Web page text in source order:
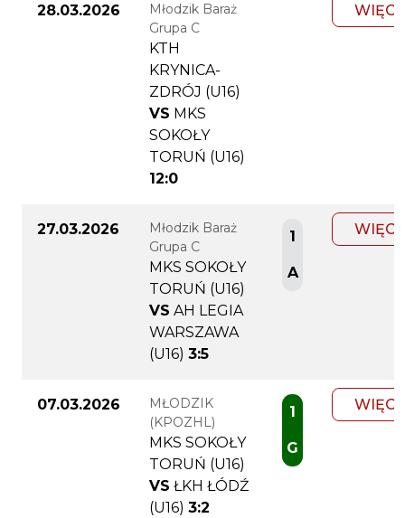
28.03.2026
Młodzik Baraż
Grupa C
KTH
KRYNICA-
ZDRÓJ (U16)
VS MKS
SOKOŁY
TORUŃ (U16)
12:0
27.03.2026
Młodzik Baraż
Grupa C
MKS SOKOŁY
TORUŃ (U16)
VS AH LEGIA
WARSZAWA
(U16) 3:5
1
A
07.03.2026
MŁODZIK
(KPOZHL)
MKS SOKOŁY
TORUŃ (U16)
VS ŁKH ŁÓDŹ
(U16) 3:2
1
G